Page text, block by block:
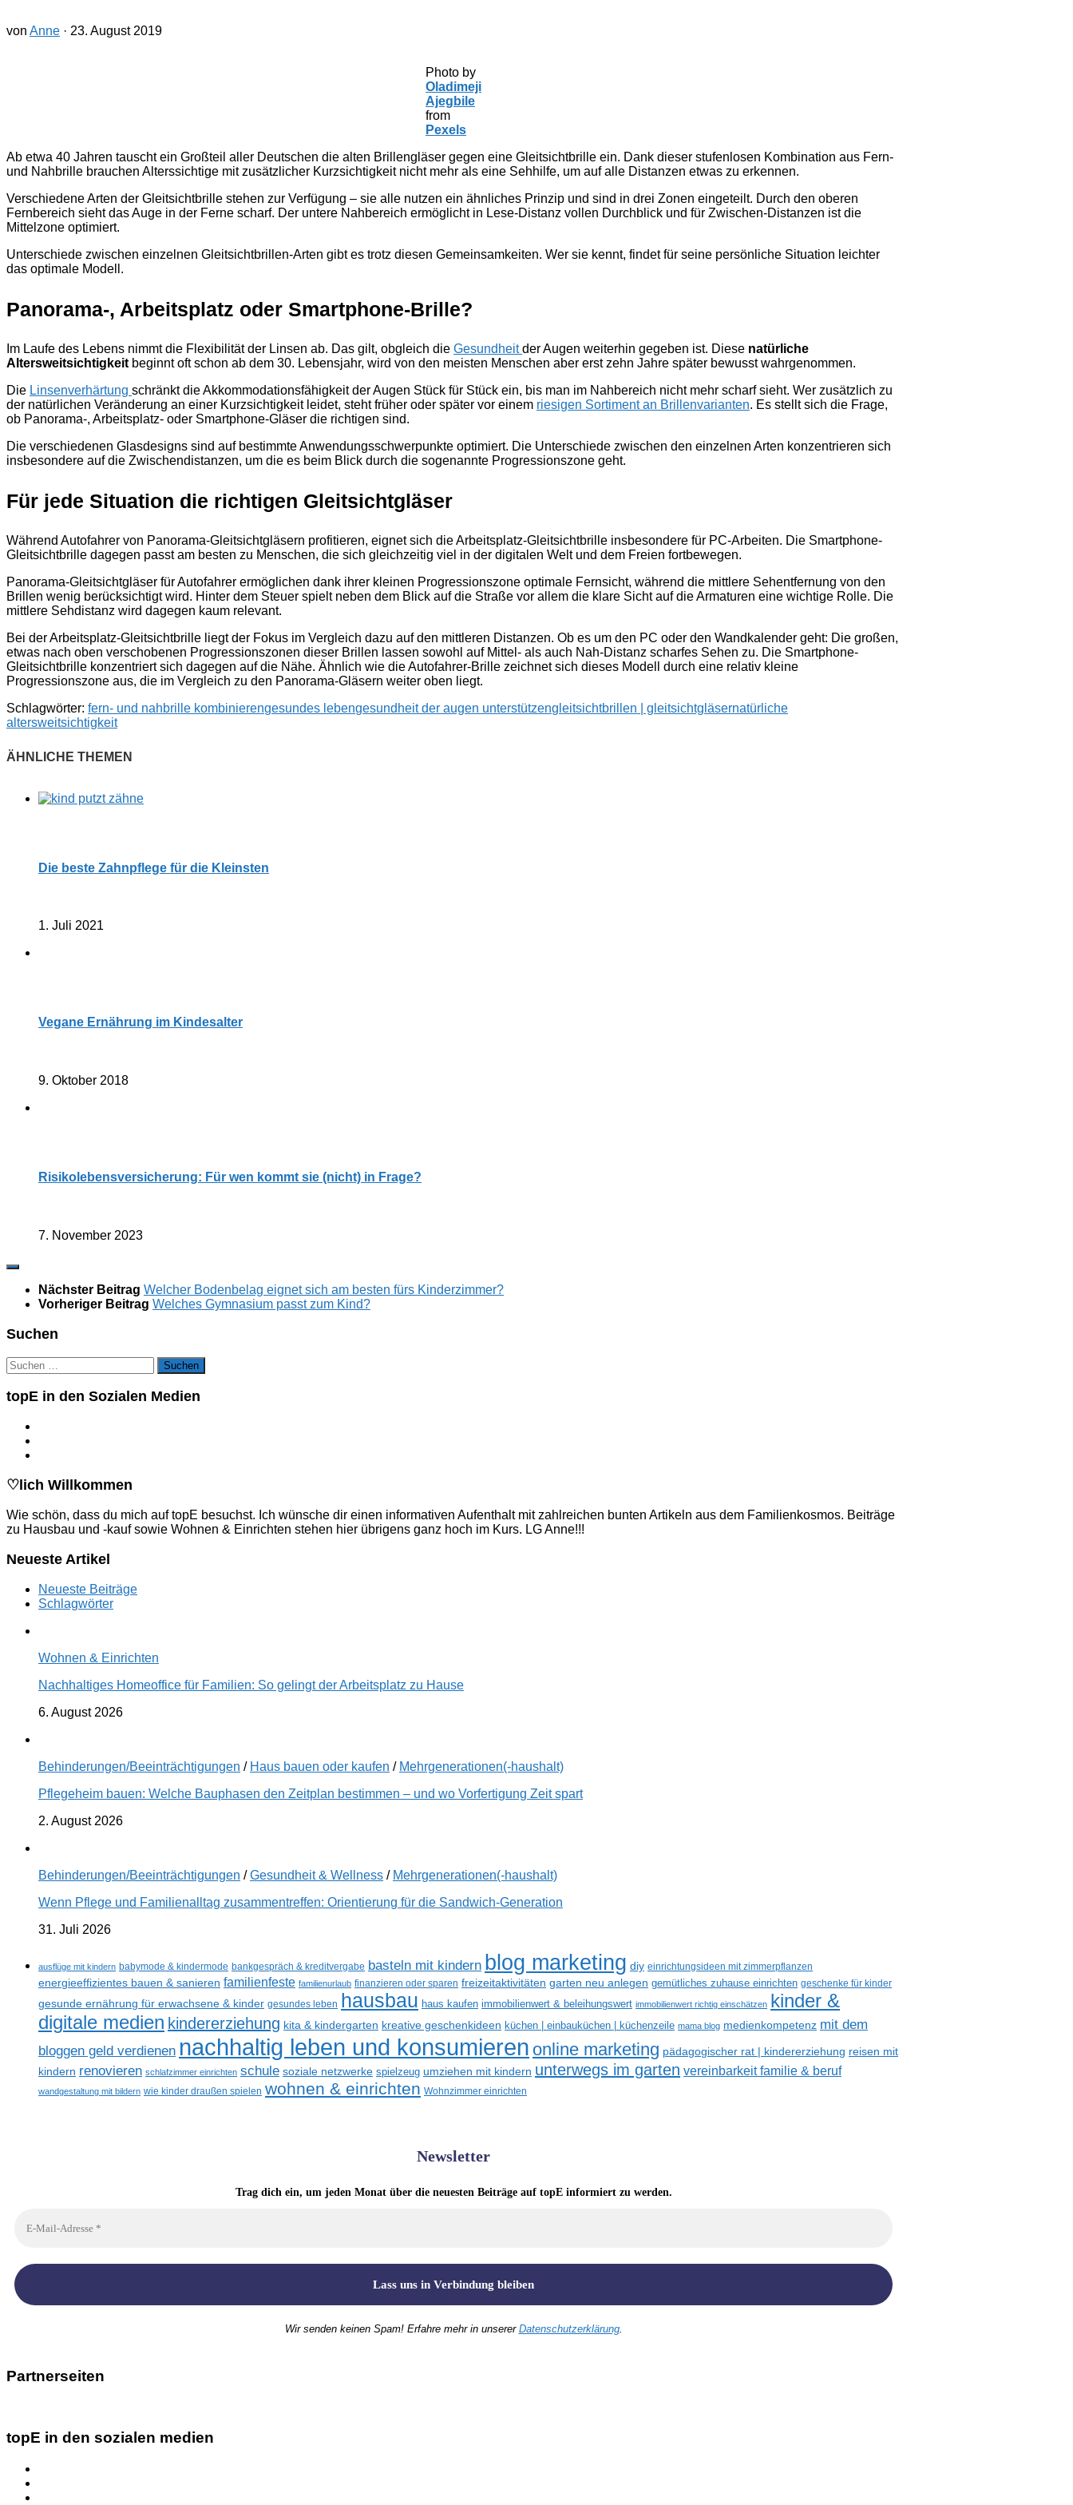
von Anne · 23. August 2019
Photo by
Oladimeji
Ajegbile
from
Pexels
Ab etwa 40 Jahren tauscht ein Großteil aller Deutschen die alten Brillengläser gegen eine Gleitsichtbrille ein. Dank dieser stufenlosen Kombination aus Fern-
und Nahbrille brauchen Alterssichtige mit zusätzlicher Kurzsichtigkeit nicht mehr als eine Sehhilfe, um auf alle Distanzen etwas zu erkennen.
Verschiedene Arten der Gleitsichtbrille stehen zur Verfügung – sie alle nutzen ein ähnliches Prinzip und sind in drei Zonen eingeteilt. Durch den oberen
Fernbereich sieht das Auge in der Ferne scharf. Der untere Nahbereich ermöglicht in Lese-Distanz vollen Durchblick und für Zwischen-Distanzen ist die
Mittelzone optimiert.
Unterschiede zwischen einzelnen Gleitsichtbrillen-Arten gibt es trotz diesen Gemeinsamkeiten. Wer sie kennt, findet für seine persönliche Situation leichter
das optimale Modell.
Panorama-, Arbeitsplatz oder Smartphone-Brille?
Im Laufe des Lebens nimmt die Flexibilität der Linsen ab. Das gilt, obgleich die Gesundheitder Augen weiterhin gegeben ist. Diese natürliche
Altersweitsichtigkeit beginnt oft schon ab dem 30. Lebensjahr, wird von den meisten Menschen aber erst zehn Jahre später bewusst wahrgenommen.
Die Linsenverhärtung schränkt die Akkommodationsfähigkeit der Augen Stück für Stück ein, bis man im Nahbereich nicht mehr scharf sieht. Wer zusätzlich zu
der natürlichen Veränderung an einer Kurzsichtigkeit leidet, steht früher oder später vor einem riesigen Sortiment an Brillenvarianten. Es stellt sich die Frage,
ob Panorama-, Arbeitsplatz- oder Smartphone-Gläser die richtigen sind.
Die verschiedenen Glasdesigns sind auf bestimmte Anwendungsschwerpunkte optimiert. Die Unterschiede zwischen den einzelnen Arten konzentrieren sich
insbesondere auf die Zwischendistanzen, um die es beim Blick durch die sogenannte Progressionszone geht.
Für jede Situation die richtigen Gleitsichtgläser
Während Autofahrer von Panorama-Gleitsichtgläsern profitieren, eignet sich die Arbeitsplatz-Gleitsichtbrille insbesondere für PC-Arbeiten. Die Smartphone-
Gleitsichtbrille dagegen passt am besten zu Menschen, die sich gleichzeitig viel in der digitalen Welt und dem Freien fortbewegen.
Panorama-Gleitsichtgläser für Autofahrer ermöglichen dank ihrer kleinen Progressionszone optimale Fernsicht, während die mittlere Sehentfernung von den
Brillen wenig berücksichtigt wird. Hinter dem Steuer spielt neben dem Blick auf die Straße vor allem die klare Sicht auf die Armaturen eine wichtige Rolle. Die
mittlere Sehdistanz wird dagegen kaum relevant.
Bei der Arbeitsplatz-Gleitsichtbrille liegt der Fokus im Vergleich dazu auf den mittleren Distanzen. Ob es um den PC oder den Wandkalender geht: Die großen,
etwas nach oben verschobenen Progressionszonen dieser Brillen lassen sowohl auf Mittel- als auch Nah-Distanz scharfes Sehen zu. Die Smartphone-
Gleitsichtbrille konzentriert sich dagegen auf die Nähe. Ähnlich wie die Autofahrer-Brille zeichnet sich dieses Modell durch eine relativ kleine
Progressionszone aus, die im Vergleich zu den Panorama-Gläsern weiter oben liegt.
Schlagwörter: fern- und nahbrille kombinierengesundes lebengesundheit der augen unterstützengleitsichtbrillen | gleitsichtgläsernatürliche
altersweitsichtigkeit
Die beste Zahnpflege für die Kleinsten
1. Juli 2021
Vegane Ernährung im Kindesalter
9. Oktober 2018
Risikolebensversicherung: Für wen kommt sie (nicht) in Frage?
7. November 2023
Nächster Beitrag Welcher Bodenbelag eignet sich am besten fürs Kinderzimmer?
Vorheriger Beitrag Welches Gymnasium passt zum Kind?
Suchen
Suchen
nach:
topE in den Sozialen Medien
♡lich Willkommen
Wie schön, dass du mich auf topE besuchst. Ich wünsche dir einen informativen Aufenthalt mit zahlreichen bunten Artikeln aus dem Familienkosmos. Beiträge
zu Hausbau und -kauf sowie Wohnen & Einrichten stehen hier übrigens ganz hoch im Kurs. LG Anne!!!
Neueste Artikel
Neueste Beiträge
Schlagwörter
Wohnen & Einrichten
Nachhaltiges Homeoffice für Familien: So gelingt der Arbeitsplatz zu Hause
6. August 2026
Behinderungen/Beeinträchtigungen / Haus bauen oder kaufen / Mehrgenerationen(-haushalt)
Pflegeheim bauen: Welche Bauphasen den Zeitplan bestimmen – und wo Vorfertigung Zeit spart
2. August 2026
Behinderungen/Beeinträchtigungen /Gesundheit & Wellness / Mehrgenerationen(-haushalt)
Wenn Pflege und Familienalltag zusammentreffen: Orientierung für die Sandwich-Generation
31. Juli 2026
ausflüge mit kindern babymode & kindermode bankgespräch & kreditvergabe basteln mit kindern blog marketing diy einrichtungsideen mit zimmerpflanzen
energieeffizientes bauen & sanieren familienfeste familienurlaub finanzieren oder sparen freizeitaktivitäten garten neu anlegen gemütliches zuhause einrichten geschenke für kinder
gesunde ernährung für erwachsene & kinder gesundes leben hausbau haus kaufen immobilienwert & beleihungswert immobilienwert richtig einschätzen kinder &
digitale medien kindererziehung kita & kindergarten kreative geschenkideen küchen | einbauküchen | küchenzeile mama blog medienkompetenz mit dem
bloggen geld verdienen nachhaltig leben und konsumieren online marketing pädagogischer rat | kindererziehung reisen mit
kindern renovieren schlafzimmer einrichten schule soziale netzwerke spielzeug umziehen mit kindern unterwegs im garten vereinbarkeit familie & beruf
wandgestaltung mit bildern wie kinder draußen spielen wohnen & einrichten Wohnzimmer einrichten
Newsletter
Trag dich ein, um jeden Monat über die neuesten Beiträge auf topE informiert zu werden.
Wir senden keinen Spam! Erfahre mehr in unserer Datenschutzerklärung.
Partnerseiten
topE in den sozialen medien